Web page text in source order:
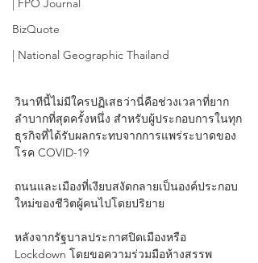
| FPO Journal
BizQuote
| National Geographic Thailand
วินาทีนี้ไม่มีใครปฏิเสธว่านี่คือช่วงเวลาที่ยาก
ลำบากที่สุดครั้งหนึ่ง สำหรับผู้ประกอบการในทุก
ธุรกิจที่ได้รับผลกระทบจากการแพร่ระบาดของ
โรค COVID-19
ถนนและเมืองที่เงียบสงัดกลายเป็นองค์ประกอบ
ใหม่ของชีวิตผู้คนไปโดยปริยาย
หลังจากรัฐบาลประกาศปิดเมืองหรือ
Lockdown โดยขอความร่วมมือห้างสรรพ